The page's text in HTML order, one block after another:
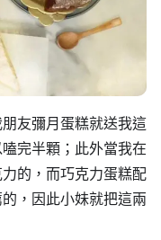
友彌月蛋糕就送我這
完半顆；此外當我在
的，而巧克力蛋糕配
，因此小妹就把這兩